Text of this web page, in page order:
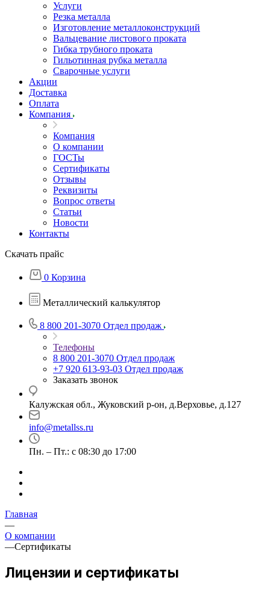
Услуги
Резка металла
Изготовление металлоконструкций
Вальцевание листового проката
Гибка трубного проката
Гильотинная рубка металла
Сварочные услуги
Акции
Доставка
Оплата
Компания
Компания
О компании
ГОСТы
Сертификаты
Отзывы
Реквизиты
Вопрос ответы
Статьи
Новости
Контакты
Скачать прайс
0 Корзина
Металлический калькулятор
8 800 201-3070 Отдел продаж
Телефоны
8 800 201-3070 Отдел продаж
+7 920 613-93-03 Отдел продаж
Заказать звонок
Калужская обл., Жуковский р-он, д.Верховье, д.127
info@metallss.ru
Пн. – Пт.: с 08:30 до 17:00
Главная
—
О компании
—Cертификаты
Лицензии и сертификаты